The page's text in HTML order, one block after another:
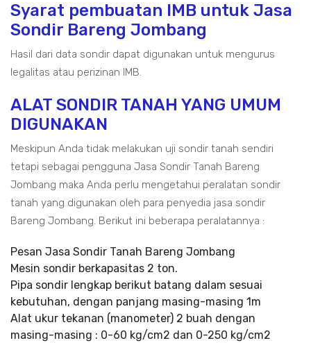
Syarat pembuatan IMB untuk Jasa
Sondir Bareng Jombang
Hasil dari data sondir dapat digunakan untuk mengurus
legalitas atau perizinan IMB.
ALAT SONDIR TANAH YANG UMUM
DIGUNAKAN
Meskipun Anda tidak melakukan uji sondir tanah sendiri
tetapi sebagai pengguna Jasa Sondir Tanah Bareng
Jombang maka Anda perlu mengetahui peralatan sondir
tanah yang digunakan oleh para penyedia jasa sondir
Bareng Jombang. Berikut ini beberapa peralatannya :
Pesan Jasa Sondir Tanah Bareng Jombang
Mesin sondir berkapasitas 2 ton.
Pipa sondir lengkap berikut batang dalam sesuai
kebutuhan, dengan panjang masing-masing 1m
Alat ukur tekanan (manometer) 2 buah dengan
masing-masing : 0-60 kg/cm2 dan 0-250 kg/cm2